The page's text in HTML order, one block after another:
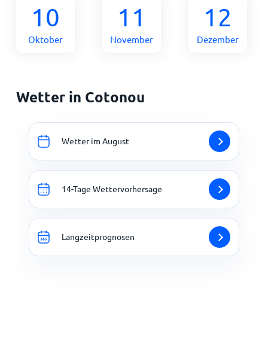
10
Oktober
11
November
12
Dezember
Wetter in Cotonou
Wetter im August
14-Tage Wettervorhersage
Langzeitprognosen